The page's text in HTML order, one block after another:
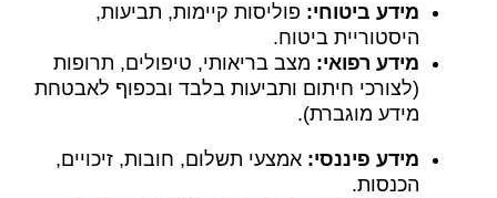
מידע ביטוחי: פוליסות קיימות, תביעות,
היסטוריית ביטוח.
מידע רפואי: מצב בריאותי, טיפולים, תרופות
(לצורכי חיתום ותביעות בלבד ובכפוף לאבטחת
מידע מוגברת).
מידע פיננסי: אמצעי תשלום, חובות, זיכויים,
הכנסות.